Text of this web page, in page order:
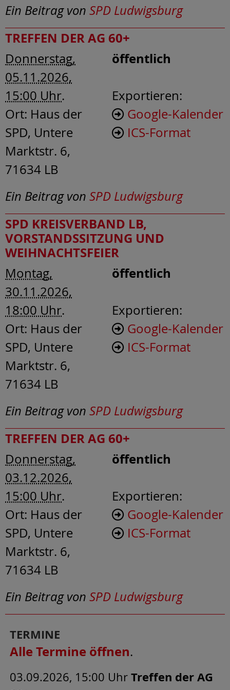
Ein Beitrag von SPD Ludwigsburg
TREFFEN DER AG 60+
öffentlich
Exportieren:
Google-Kalender
ICS-Format
Donnerstag,
05.11.2026,
15:00 Uhr.
Ort: Haus der
SPD, Untere
Marktstr. 6,
71634 LB
Ein Beitrag von SPD Ludwigsburg
SPD KREISVERBAND LB,
VORSTANDSSITZUNG UND
WEIHNACHTSFEIER
öffentlich
Exportieren:
Google-Kalender
ICS-Format
Montag,
30.11.2026,
18:00 Uhr.
Ort: Haus der
SPD, Untere
Marktstr. 6,
71634 LB
Ein Beitrag von SPD Ludwigsburg
TREFFEN DER AG 60+
öffentlich
Exportieren:
Google-Kalender
ICS-Format
Donnerstag,
03.12.2026,
15:00 Uhr.
Ort: Haus der
SPD, Untere
Marktstr. 6,
71634 LB
Ein Beitrag von SPD Ludwigsburg
TERMINE
Alle Termine öffnen.
03.09.2026, 15:00 Uhr Treffen der AG